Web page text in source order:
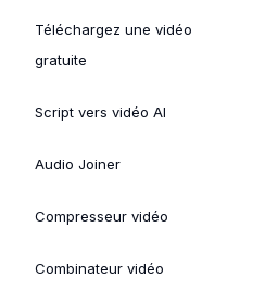
Téléchargez une vidéo
gratuite
Script vers vidéo AI
Audio Joiner
Compresseur vidéo
Combinateur vidéo